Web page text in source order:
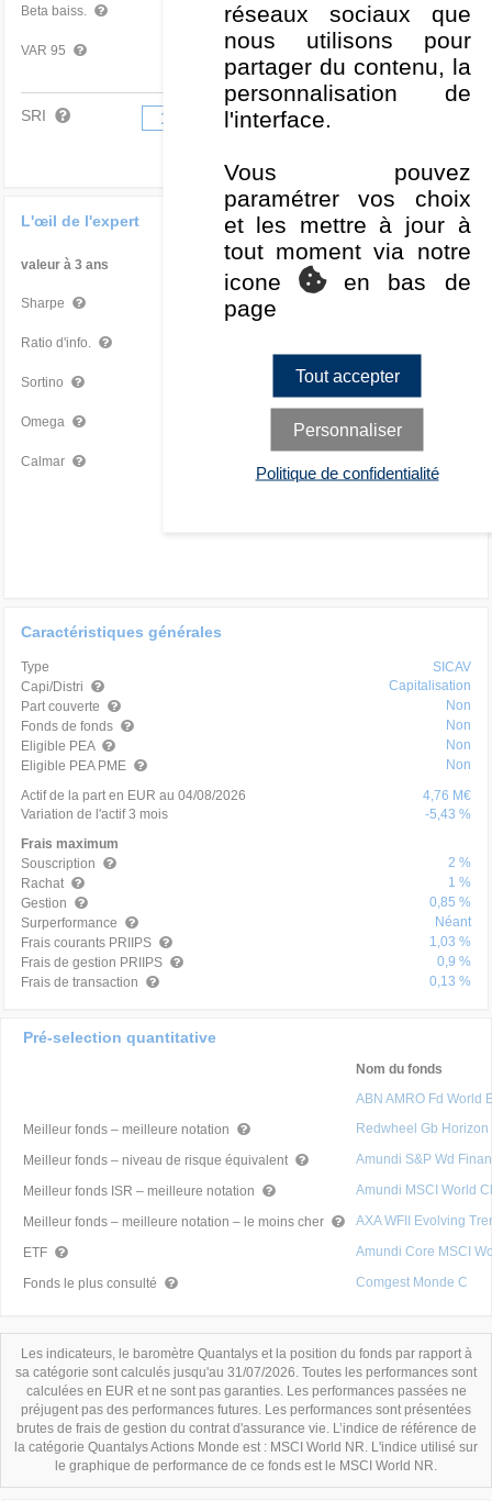
Beta baiss. 0,99 Très mauvais
VAR 95 -2,92 % Moyen
SRI 1 3 4
L'œil de l'expert
valeur à 3 ans Par rapport à la Cat
Sharpe 0,71
Ratio d'info.
Sortino Moyen
Omega Moyen
Calmar
Caractéristiques générales
Type
SICAV
Capi/Distri
Capitalisation
Part couverte
Non
Fonds de fonds
Non
Eligible PEA
Non
Eligible PEA PME
Non
Actif de la part en EUR au 04/08/2026
4,76 M€
Variation de l'actif 3 mois
-5,43 %
Frais maximum
Souscription
2 %
Rachat
1 %
Gestion
0,85 %
Surperformance
Néant
Frais courants PRIIPS
1,03 %
Frais de gestion PRIIPS
0,9 %
Frais de transaction
0,13 %
Pré-selection quantitative
Nom du fonds
ABN AMRO Fd World
Meilleur fonds – meilleure notation
Redwheel Gb Horizon
Meilleur fonds – niveau de risque équivalent Amundi S&P Wd
Meilleur fonds ISR – meilleure notation Amundi MSCI World
Meilleur fonds – meilleure notation – le moins cher AXA WFII Evolving
ETF Amundi Core MSCI
Fonds le plus consulté Comgest Monde C
Les indicateurs, le baromètre Quantalys et la position du fonds par rapport à
sa catégorie sont calculés jusqu'au 31/07/2026. Toutes les performances sont
calculées en EUR et ne sont pas garanties. Les performances passées ne
préjugent pas des performances futures. Les performances sont présentées
brutes de frais de gestion du contrat d'assurance vie. L’indice de référence de
la catégorie Quantalys Actions Monde est : MSCI World NR. L'indice utilisé sur
le graphique de performance de ce fonds est le MSCI World NR.
réseaux sociaux que
nous utilisons pour
partager du contenu, la
personnalisation de
l'interface.
Vous pouvez
paramétrer vos choix
et les mettre à jour à
tout moment via notre
icone
en bas de
page
Tout accepter
Personnaliser
Politique de confidentialité